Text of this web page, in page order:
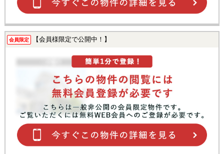
会員限定 【会員様限定で公開中！】